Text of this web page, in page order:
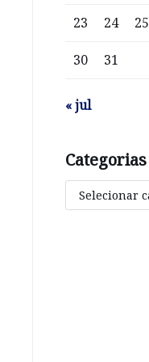
23 24 25
30 31
« jul
Categorias